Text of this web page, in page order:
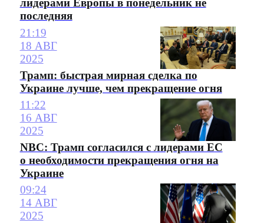
лидерами Европы в понедельник не
последняя
21:19
18 АВГ
2025
Трамп: быстрая мирная сделка по
Украине лучше, чем прекращение огня
11:22
16 АВГ
2025
NBC: Трамп согласился с лидерами ЕС
о необходимости прекращения огня на
Украине
09:24
14 АВГ
2025